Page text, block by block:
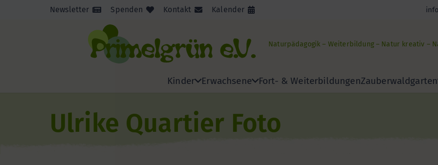
Newsletter Spenden Kontakt Kalender
Naturpädagogik – Weiterbildung – Natur kreativ –
Kinder Erwachsene Fort- & WeiterbildungenZauberwaldgarten
Ulrike Quartier Foto